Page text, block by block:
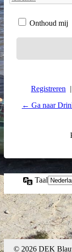
Onthoud mij
Registreren |
← Ga naar
Taal
© 2026 DEK